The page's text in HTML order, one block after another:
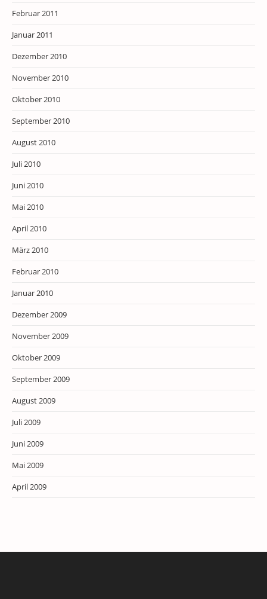
Februar 2011
Januar 2011
Dezember 2010
November 2010
Oktober 2010
September 2010
August 2010
Juli 2010
Juni 2010
Mai 2010
April 2010
März 2010
Februar 2010
Januar 2010
Dezember 2009
November 2009
Oktober 2009
September 2009
August 2009
Juli 2009
Juni 2009
Mai 2009
April 2009